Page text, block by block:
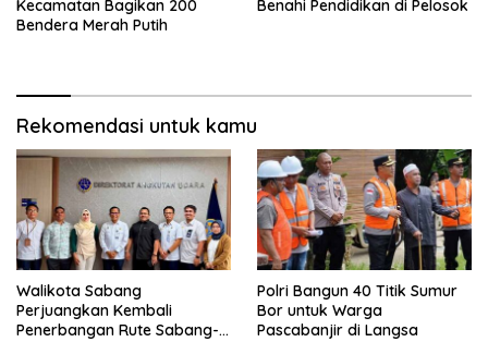
Kecamatan Bagikan 200
Bendera Merah Putih
Benahi Pendidikan di Pelosok
Rekomendasi untuk kamu
Walikota Sabang
Perjuangkan Kembali
Penerbangan Rute Sabang-
Polri Bangun 40 Titik Sumur
Bor untuk Warga
Pascabanjir di Langsa